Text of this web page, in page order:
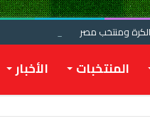
ومنتخب مصر
المنتخبات الأخبار